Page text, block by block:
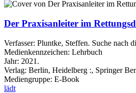
Der Praxisanleiter im
Verfasser: Pluntke, Steffen. Suche nach
Medienkennzeichen: Lehrbuch
Jahr: 2021.
Verlag: Berlin, Heidelberg :, Springer
Mediengruppe: E-Book
lädt